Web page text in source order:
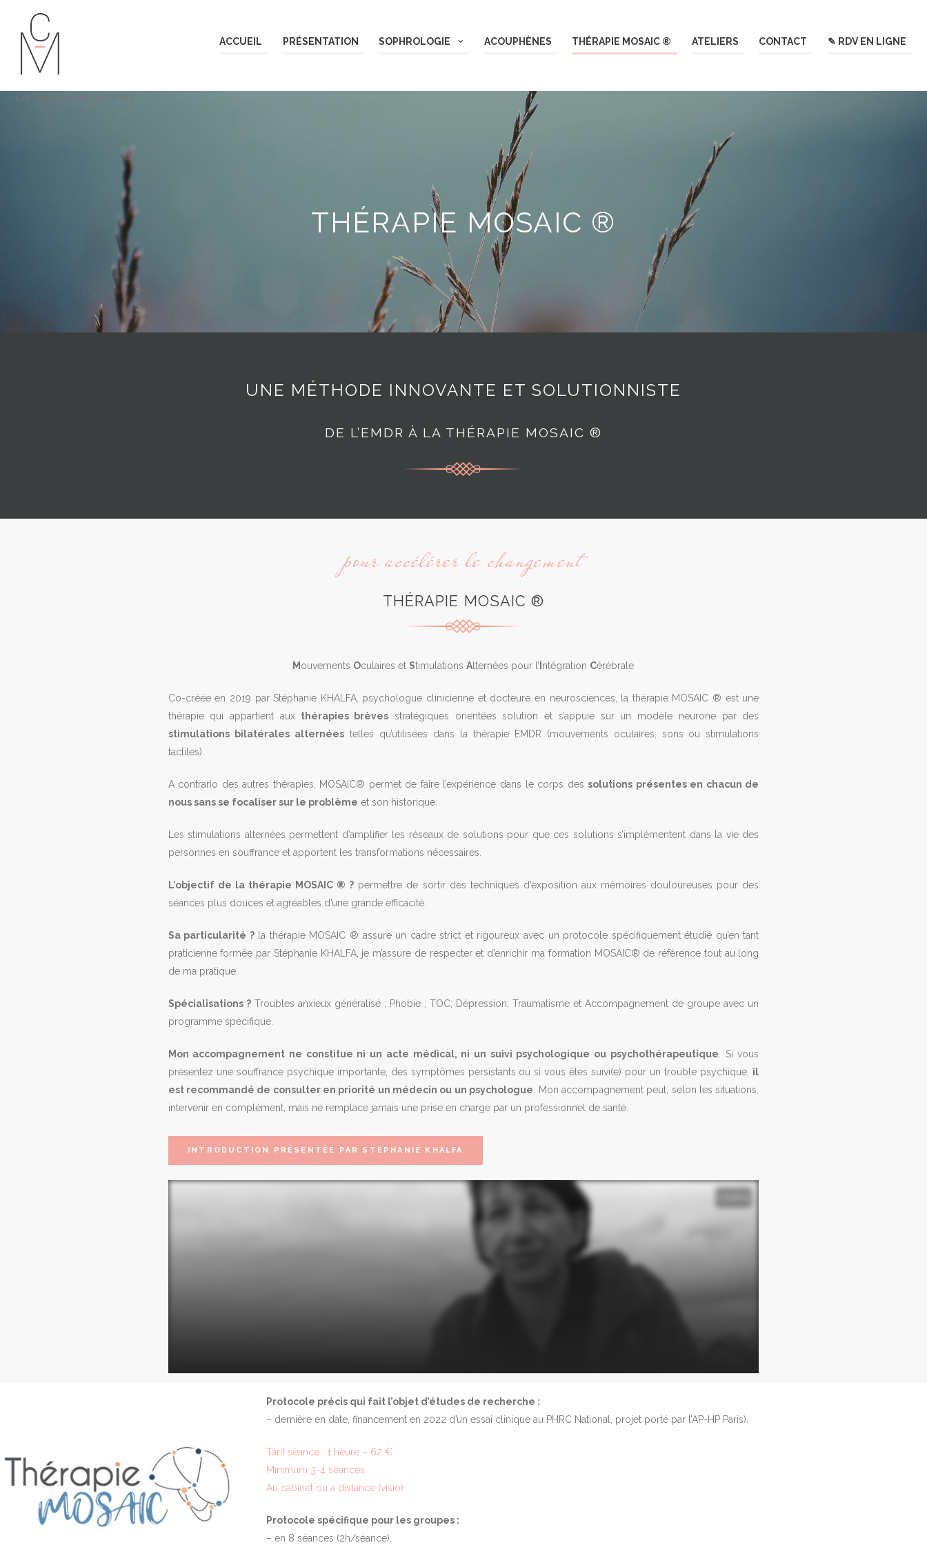
L'art de percevoir autrement
ACCUEIL PRÉSENTATION SOPHROLOGIE ACOUPHÈNES THÉRAPIE MOSAIC ® ATELIERS CONTACT ✎ RDV EN LIGNE
THÉRAPIE MOSAIC ®
UNE MÉTHODE INNOVANTE ET SOLUTIONNISTE
DE L’EMDR À LA THÉRAPIE MOSAIC ®
pour accélérer le changement
THÉRAPIE MOSAIC ®
M ouvements Oculaires etStimulationsAlternées pour l’ ntégration Cérébrale
Co-créée en 2019 par Stéphanie KHALFA, psychologue clinicienne et docteure en neurosciences, la thérapie MOSAIC ® est une
thérapie qui appartient auxthérapies brèves stratégiques orientées solution et s’appuie sur un modèle neurone par des
stimulations bilatérales alternées telles qu’utilisées dans la thérapie EMDR (mouvements oculaires, sons ou stimulations
tactiles).
A contrario des autres thérapies, MOSAIC® permet de faire l’expérience dans le corps dessolutions présentes en chacun de
nous sans se focaliser sur le problème et son historique.
Les stimulations alternées permettent d’amplifier les réseaux de solutions pour que ces solutions s’implémentent dans la vie des
personnes en souffrance et apportent les transformations nécessaires.
L’objectif de la thérapie MOSAIC ® ? permettre de sortir des techniques d’exposition aux mémoires douloureuses pour des
séances plus douces et agréables d’une grande efficacité.
Sa particularité ?la thérapie MOSAIC ® assure un cadre strict et rigoureux avec un protocole spécifiquement étudié qu’en tant
praticienne formée par Stéphanie KHALFA, je m’assure de respecter et d’enrichir ma formation MOSAIC® de référence tout au long
de ma pratique.
Spécialisations ?Troubles anxieux généralisé ; Phobie ; TOC; Dépression; Traumatisme et Accompagnement de groupe avec un
programme spécifique.
Mon accompagnement ne constitue ni un acte médical, ni un suivi psychologique ou psychothérapeutique. Si vous
présentez une souffrance psychique importante, des symptômes persistants ou si vous êtes suivi(e) pour un trouble psychique, il
est recommandé de consulter en priorité un médecin ou un psychologue. Mon accompagnement peut, selon les situations,
intervenir en complément, mais ne remplace jamais une prise en charge par un professionnel de santé.
INTRODUCTION PRÉSENTÉE PAR STÉPHANIE KHALFA
Protocole précis qui fait l’objet d’études de recherche :
– dernière en date, financement en 2022 d’un essai clinique au PHRC National, projet porté par l’AP-HP Paris).
Tarif séance : 1 heure – 62 €
Minimum 3-4 séances
Au cabinet ou à distance (visio)
Protocole spécifique pour les groupes :
– en 8 séances (2h/séance).